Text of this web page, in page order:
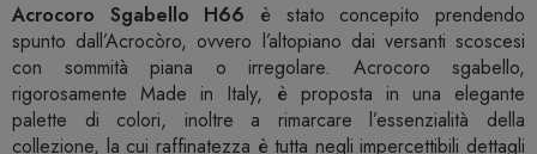
Acrocoro Sgabello H66 è stato concepito prendendo
spunto dall’Acrocòro, ovvero l’altopiano dai versanti scoscesi
con sommità piana o irregolare. Acrocoro sgabello,
rigorosamente Made in Italy, è proposta in una elegante
palette di colori, inoltre a rimarcare l’essenzialità della
collezione, la cui raffinatezza è tutta negli impercettibili dettagli